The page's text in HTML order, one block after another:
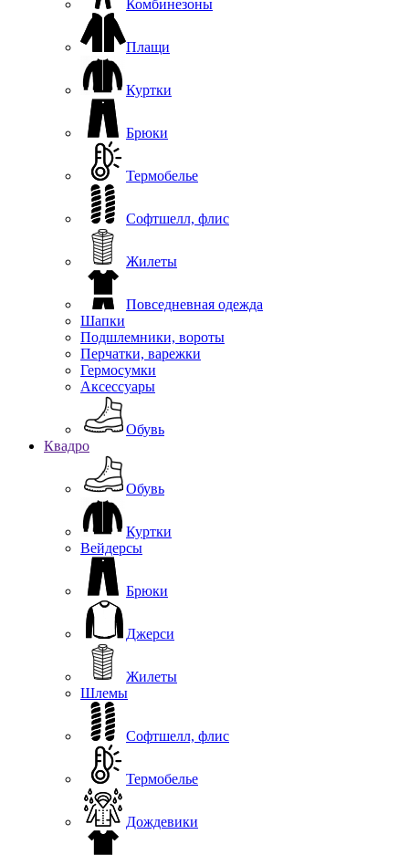
Комбинезоны
Плащи
Куртки
Брюки
Термобелье
Софтшелл, флис
Жилеты
Повседневная одежда
Шапки
Подшлемники, вороты
Перчатки, варежки
Гермосумки
Аксессуары
Обувь
Квадро
Обувь
Куртки
Вейдерсы
Брюки
Джерси
Жилеты
Шлемы
Софтшелл, флис
Термобелье
Дождевики